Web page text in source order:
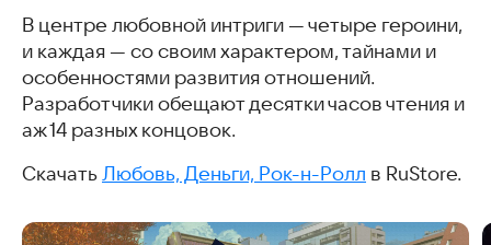
В центре любовной интриги — четыре героини,
и каждая — со своим характером, тайнами и
особенностями развития отношений.
Разработчики обещают десятки часов чтения и
аж 14 разных концовок.
Скачать Любовь, Деньги, Рок-н-Ролл в RuStore.